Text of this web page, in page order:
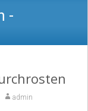
-
O-Töne,
admin